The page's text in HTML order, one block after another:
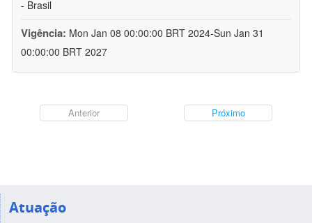
- Brasil
Vigência: Mon Jan 08 00:00:00 BRT 2024-Sun Jan 31
00:00:00 BRT 2027
Anterior Próximo
Atuação